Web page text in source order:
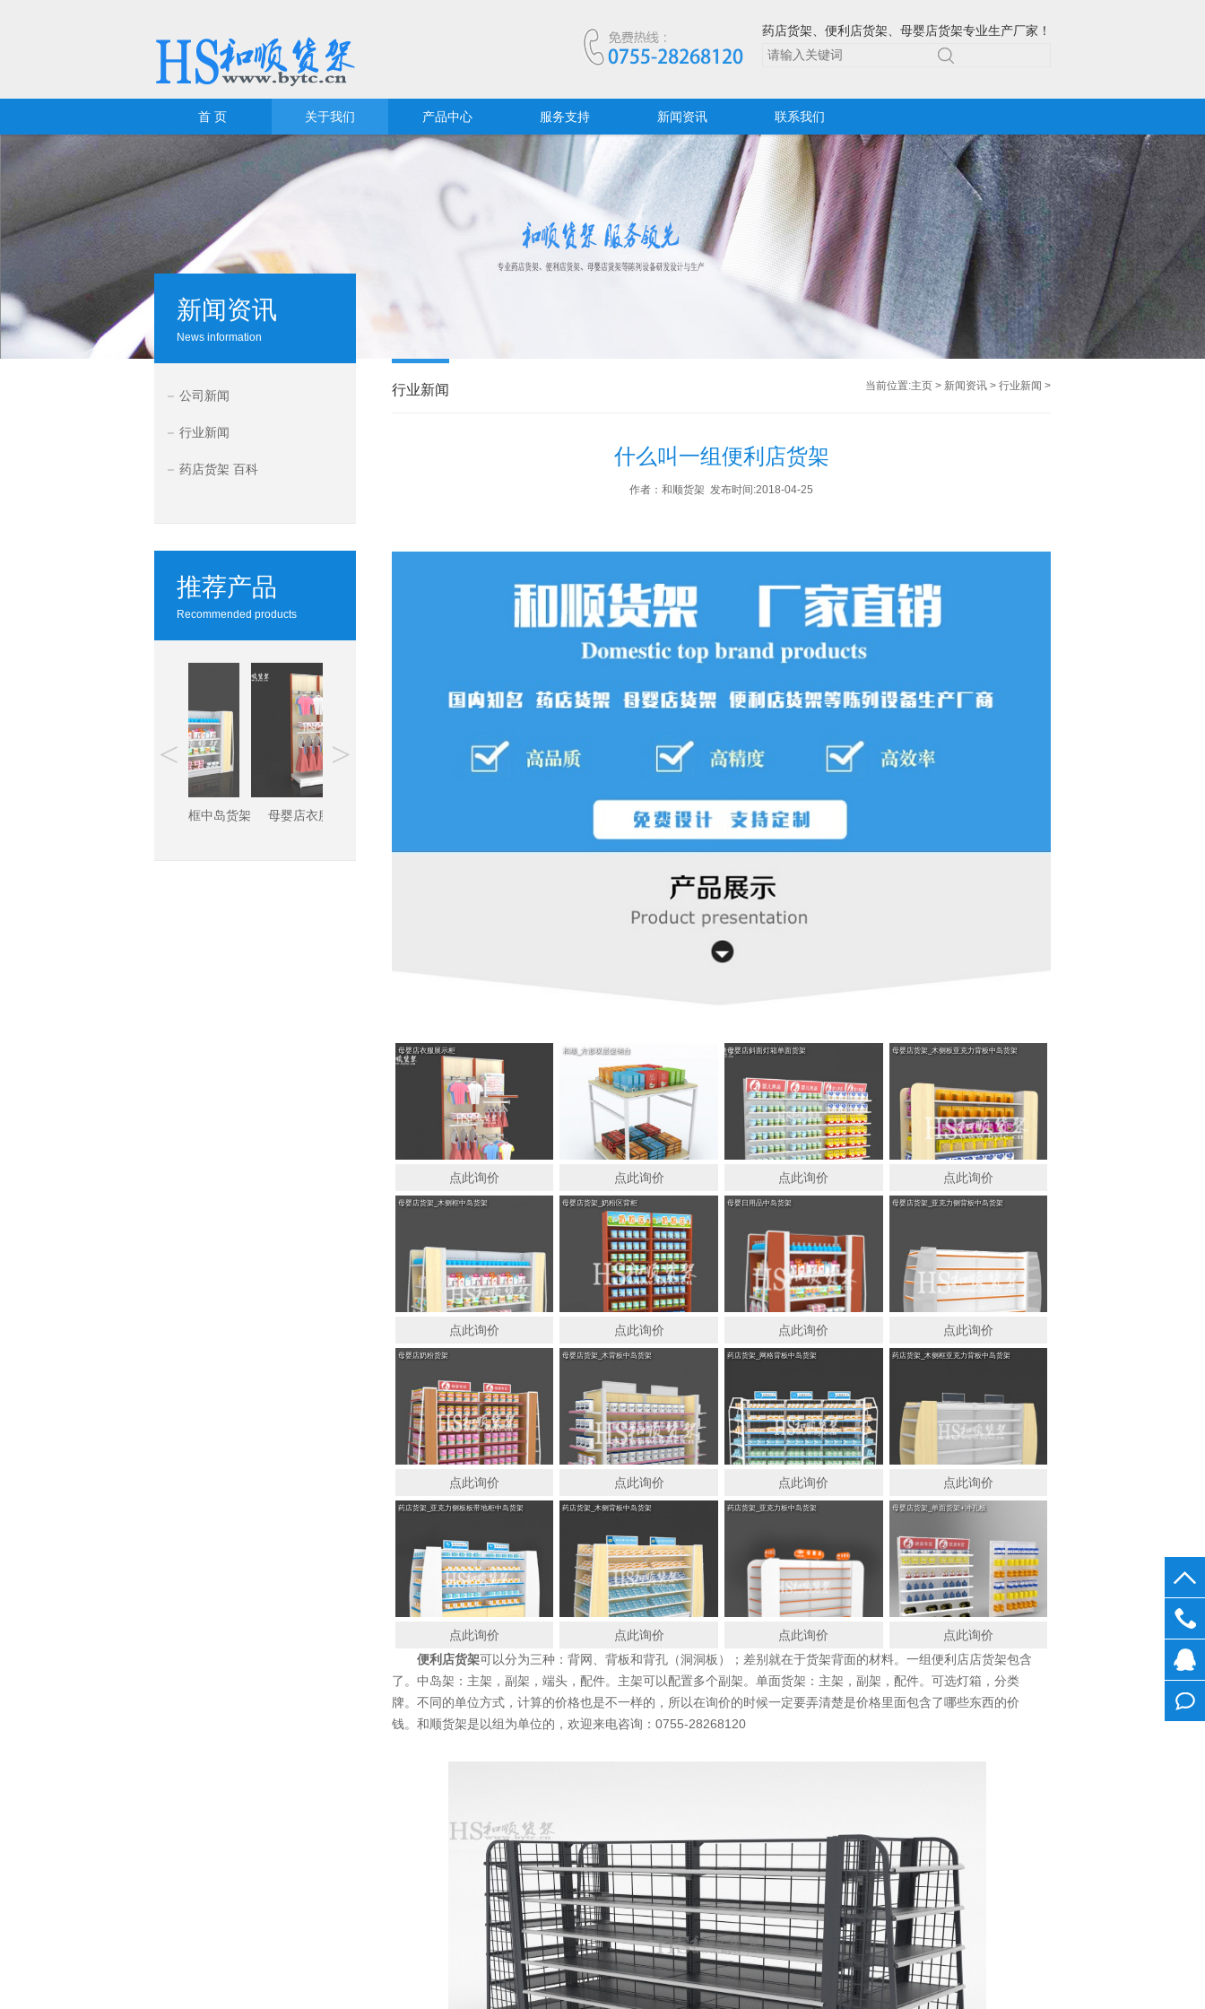
药店货架、便利店货架、母婴店货架专业生产厂家！
首 页 关于我们 产品中心 服务支持 新闻资讯 联系我们
新闻资讯
News information
公司新闻
行业新闻
药店货架 百科
推荐产品
Recommended products
母婴店货架_木侧框中岛货架 母婴店衣服展示柜
< >
行业新闻 当前位置:主页 > 新闻资讯 > 行业新闻 >
什么叫一组便利店货架
作者：和顺货架 发布时间:2018-04-25
母婴店衣服展示柜
点此询价
和顺_方形双层促销台
点此询价
母婴店斜面灯箱单面货架
点此询价
母婴店货架_木侧板亚克力背板中岛货架
点此询价
母婴店货架_木侧框中岛货架
点此询价
母婴店货架_奶粉区背柜
点此询价
母婴日用品中岛货架
点此询价
母婴店货架_亚克力侧背板中岛货架
点此询价
母婴店奶粉货架
点此询价
母婴店货架_木背板中岛货架
点此询价
药店货架_网格背板中岛货架
点此询价
药店货架_木侧框亚克力背板中岛货架
点此询价
药店货架_亚克力侧板板带地柜中岛货架
点此询价
药店货架_木侧背板中岛货架
点此询价
药店货架_亚克力板中岛货架
点此询价
母婴店货架_单面货架+冲孔板
点此询价
便利店货架可以分为三种：背网、背板和背孔（洞洞板）；差别就在于货架背面的材料。一组便利店店货架包含
了。中岛架：主架，副架，端头，配件。主架可以配置多个副架。单面货架：主架，副架，配件。可选灯箱，分类
牌。不同的单位方式，计算的价格也是不一样的，所以在询价的时候一定要弄清楚是价格里面包含了哪些东西的价
钱。和顺货架是以组为单位的，欢迎来电咨询：0755-28268120
在线